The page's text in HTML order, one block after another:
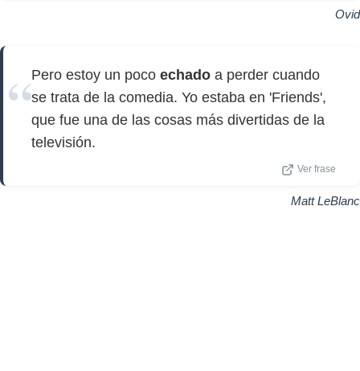
Ovid
Pero estoy un poco echado a perder cuando
se trata de la comedia. Yo estaba en 'Friends',
que fue una de las cosas más divertidas de la
televisión.
Ver frase
Matt LeBlanc